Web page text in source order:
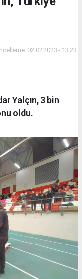
02.02.2023 - 13:23
Yalçın, 3 bin
oldu.